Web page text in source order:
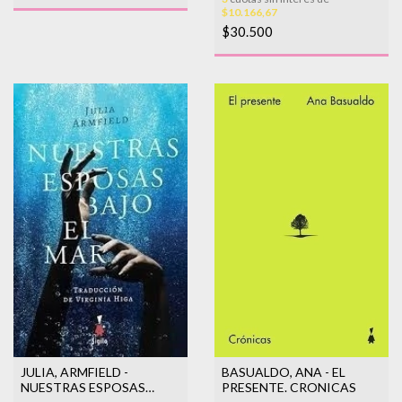
$10.166,67
$30.500
JULIA, ARMFIELD -
NUESTRAS ESPOSAS
BASUALDO, ANA - EL
PRESENTE. CRONICAS